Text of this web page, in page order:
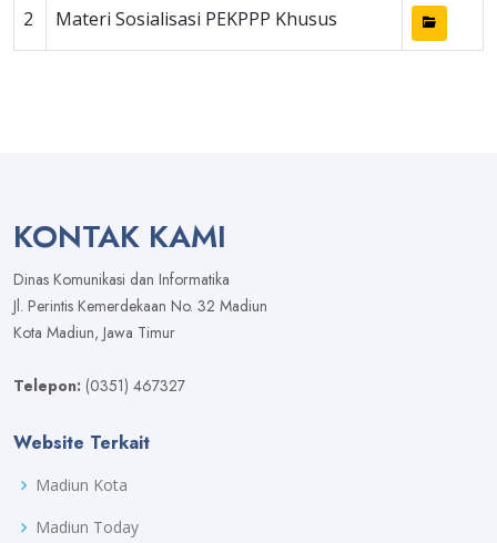
2
Materi Sosialisasi PEKPPP Khusus
KONTAK KAMI
Dinas Komunikasi dan Informatika
Jl. Perintis Kemerdekaan No. 32 Madiun
Kota Madiun, Jawa Timur
Telepon: (0351) 467327
Website Terkait
Madiun Kota
Madiun Today